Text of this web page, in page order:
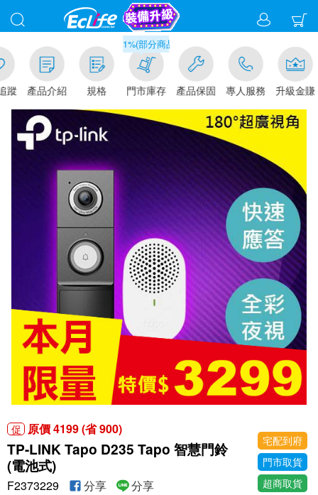
蹤 產品介紹 規格
滿千元門市取貨現折1%(部分商品不適用)-請點我看
門市庫存 產品保固 專人服務 升級金賺
促 原價 4199 (省 900)
TP-LINK Tapo D235 Tapo 智慧門鈴
(電池式)
宅配到府
門市取貨
超商取貨
F2373229 分享 分享